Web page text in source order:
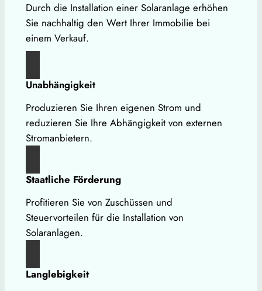
Durch die Installation einer Solaranlage erhöhen
Sie nachhaltig den Wert Ihrer Immobilie bei
einem Verkauf.
Unabhängigkeit
Produzieren Sie Ihren eigenen Strom und
reduzieren Sie Ihre Abhängigkeit von externen
Stromanbietern.
Staatliche Förderung
Profitieren Sie von Zuschüssen und
Steuervorteilen für die Installation von
Solaranlagen.
Langlebigkeit